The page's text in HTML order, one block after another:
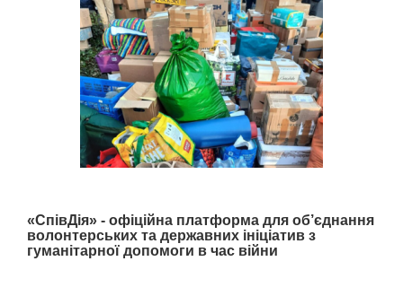
«СпівДія» - офіційна платформа для об’єднання
волонтерських та державних ініціатив з
гуманітарної допомоги в час війни